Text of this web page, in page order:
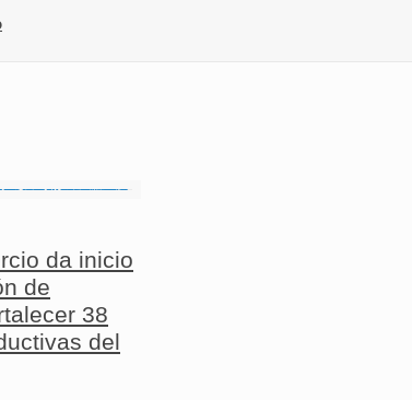
da inicio
de
38
del